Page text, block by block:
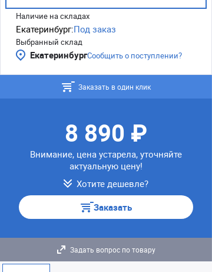
Наличие на складах
Екатеринбург:Под заказ
Выбранный склад
ЕкатеринбургСообщить о поступлении?
Заказать в один клик
8 890 ₽
Внимание, цена устарела, уточняйте
актуальную цену!
Хотите дешевле?
Заказать
Задать вопрос по товару